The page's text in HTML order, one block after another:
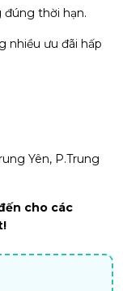
thời hạn.
nhiều ưu đãi hấp
Yên, P.Trung
cho các